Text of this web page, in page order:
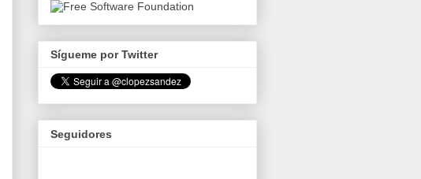
Sígueme por Twitter
Seguidores